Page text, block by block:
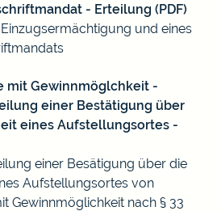
- Erteilung (PDF)
und eines
mit Gewinnmöglchkeit -
einer Bestätigung über
eines Aufstellungsortes -
einer Besätigung über die
Aufstellungsortes von
Gewinnmöglichkeit nach § 33